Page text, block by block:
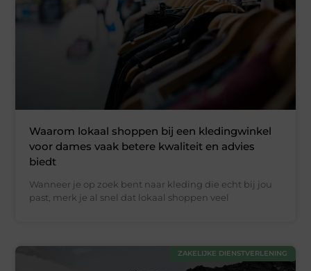
Waarom lokaal shoppen bij een kledingwinkel
voor dames vaak betere kwaliteit en advies
biedt
Wanneer je op zoek bent naar kleding die echt bij jou
past, merk je al snel dat lokaal shoppen veel
ZAKELIJKE DIENSTVERLENING